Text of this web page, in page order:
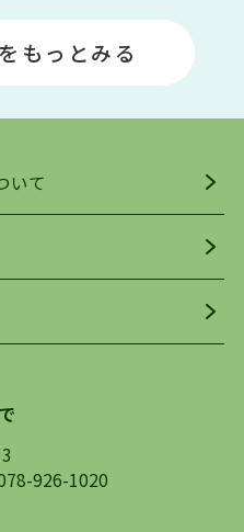
ます。JR「大久保
ンをはじめとした買
物にも困りません。
明石市・神戸市西区
ぜひ当ＨＰにて物件を
社は、スタッフの平
報取扱量を誇ってお
件をご紹介する、従来
し、理想のお部屋を
ただいた物件情報に
タッフがサポートさ
けております。私た
もっとみる
いて
926-1020